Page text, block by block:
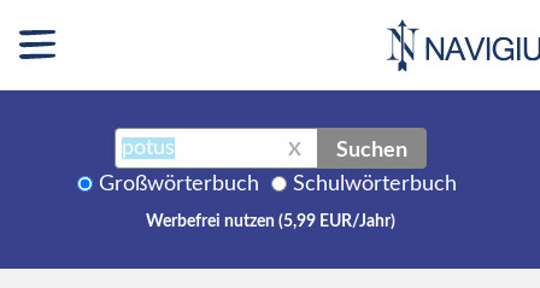
X Suchen
Großwörterbuch Schulwörterbuch
Werbefrei nutzen (5,99 EUR/Jahr)